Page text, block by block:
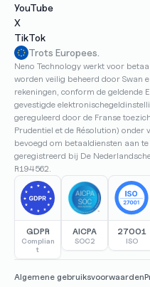
YouTube
X
TikTok
Trots Europees.
Neno Technology werkt voor
worden veilig beheerd door Swan
rekeningen, conform de geldende
gevestigde
gereguleerd door de Franse
Prudentiel et de Résolution)
bevoegd om betaaldiensten aan
geregistreerd bij De
R194562.
GDPR
Complian
t
AICPA
SOC2
27001
ISO
Algemene gebruiksvoorwaarden